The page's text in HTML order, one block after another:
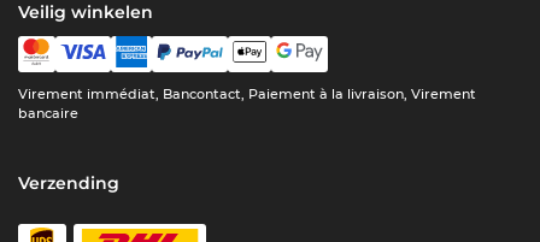
Veilig winkelen
Virement immédiat, Bancontact, Paiement à la livraison, Virement
bancaire
Verzending